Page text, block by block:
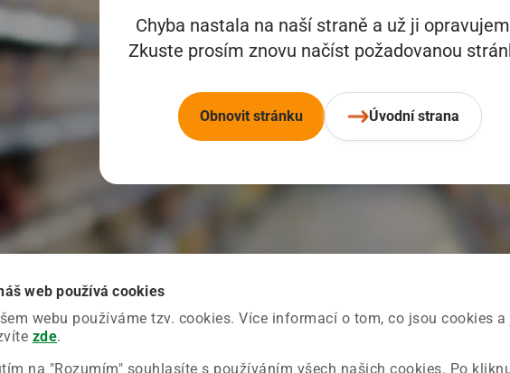
web používá cookies
webu používáme tzv. cookies. Více informací o tom, co jsou cookies
zde.
na "Rozumím" souhlasíte s používáním všech našich cookies. Po
Chyba nastala na naší straně a už ji
Zkuste prosím znovu načíst požadovanou
Obnovit stránku Úvodní strana